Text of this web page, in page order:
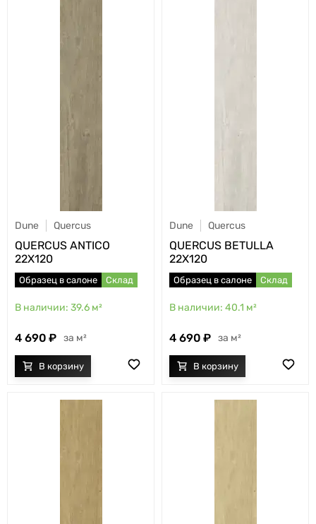
Dune Quercus
QUERCUS ANTICO
22X120
Образец в салоне Склад
39.6 м²
4 690 м²
Dune Quercus
QUERCUS BETULLA
22X120
Образец в салоне Склад
40.1 м²
4 690 м²